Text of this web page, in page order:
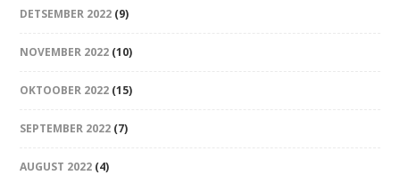
DETSEMBER 2022 (9)
NOVEMBER 2022 (10)
OKTOOBER 2022 (15)
SEPTEMBER 2022 (7)
AUGUST 2022 (4)